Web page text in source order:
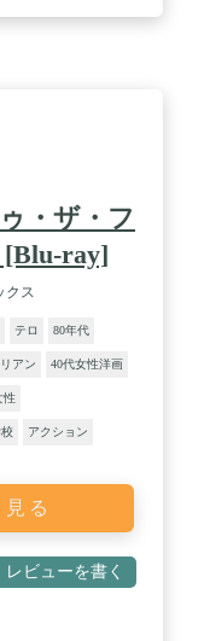
・ザ・フ
ray]
クス
テロ 80年代
アン 40代女性洋画
性
アクション
る
レビューを書く